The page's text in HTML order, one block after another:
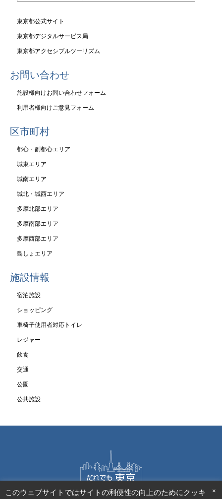
東京都公式サイト
東京都デジタルサービス局
東京都アクセシブルツーリズム
お問い合わせ
施設様向けお問い合わせフォーム
利用者様向けご意見フォーム
区市町村
都心・副都心エリア
城東エリア
城南エリア
城北・城西エリア
多摩北部エリア
多摩南部エリア
多摩西部エリア
島しょエリア
施設情報
宿泊施設
ショッピング
車椅子使用者対応トイレ
レジャー
飲食
交通
公園
公共施設
×
このウェブサイトではサイトの利便性の向上のためにクッキー